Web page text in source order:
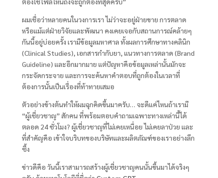
ผมเชื่อว่าหลายคนในวงการเรา ไม่ว่าจะอยู่ฝ่ายขาย การตลาด
หรือแม้แต่ฝ่ายวิจัยและพัฒนา คงเคยเจอกับสถานการณ์คล้ายๆ
กันนี้อยู่บ่อยครั้ง เรามีข้อมูลมหาศาล ทั้งผลการศึกษาทางคลินิก
(Clinical Studies), เอกสารกำกับยา, แนวทางการตลาด (Brand
Guideline) และอีกมากมาย แต่ปัญหาคือข้อมูลเหล่านั้นมักจะ
กระจัดกระจาย และการจะค้นหาคำตอบที่ถูกต้องในเวลาที่
ต้องการนั้นเป็นเรื่องที่ท้าทายเสมอ
ตัวอย่างข้างต้นทำให้ผมฉุกคิดขึ้นมาครับ… จะดีแค่ไหนถ้าเรามี
“ผู้เชี่ยวชาญ” สักคน ที่พร้อมตอบคำถามเฉพาะทางเหล่านี้ได้
ตลอด 24 ชั่วโมง? ผู้เชี่ยวชาญที่ไม่เคยเหนื่อย ไม่เคยลาป่วย และ
ที่สำคัญคือ เข้าใจบริบทของบริษัทและผลิตภัณฑ์ของเราอย่างลึก
ซึ้ง
ข่าวดีคือ วันนี้เราสามารถสร้างผู้เชี่ยวชาญคนนั้นขึ้นมาได้จริงๆ